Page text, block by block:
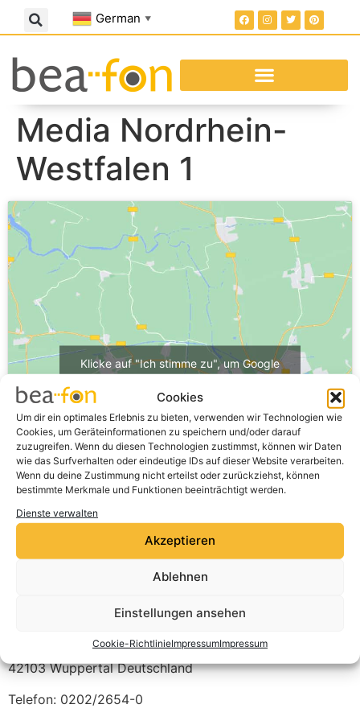
Cookies
Um dir ein optimales Erlebnis zu bieten, verwenden wir Technologien wie
Cookies, um Geräteinformationen zu speichern und/oder darauf
zuzugreifen. Wenn du diesen Technologien zustimmst, können wir Daten
wie das Surfverhalten oder eindeutige IDs auf dieser Website verarbeiten.
Wenn du deine Zustimmung nicht erteilst oder zurückziehst, können
bestimmte Merkmale und Funktionen beeinträchtigt werden.
Dienste verwalten
Akzeptieren
Ablehnen
Einstellungen ansehen
Cookie-RichtlinieImpressumImpressum
German ▼
Media Nordrhein-
Westfalen 1
Klicke auf "Ich stimme zu", um Google
Cookie-Richtlinie
Ich stimme zu
Friedrich-Engels-Allee 34
42103WuppertalDeutschland
Telefon: 0202/2654-0